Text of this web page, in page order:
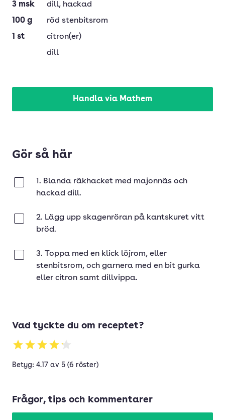
3 msk dill, hackad
100 g
röd stenbitsrom
1 st
citron(er)
dill
Handla via Mathem
Gör så här
1. Blanda räkhacket med majonnäs och
hackad dill.
2. Lägg upp skagenröran på kantskuret vitt
bröd.
3. Toppa med en klick löjrom, eller
stenbitsrom, och garnera med en bit gurka
eller citron samt dillvippa.
Vad tyckte du om receptet?
Betyg: 4.17 av 5 (6 röster)
Frågor, tips och kommentarer